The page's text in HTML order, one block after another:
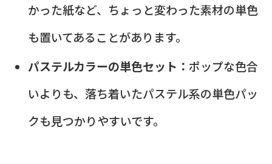
かった紙など、ちょっと変わった素材の単色
も置いてあることがあります。
パステルカラーの単色セット： ポップな色合
いよりも、落ち着いたパステル系の単色パッ
クも見つかりやすいです。